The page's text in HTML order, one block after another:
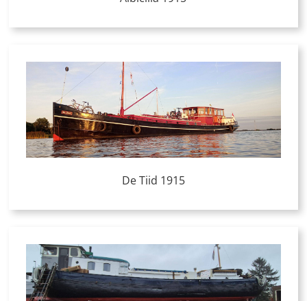
De Tiid 1915